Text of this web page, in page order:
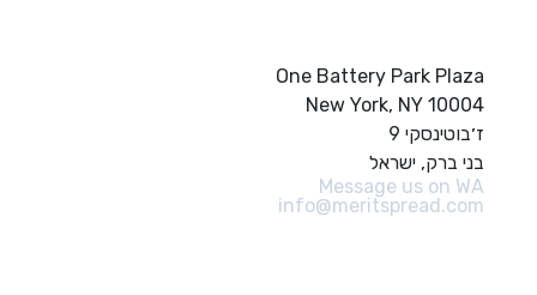
One Battery Park Plaza
New York, NY 10004
ז׳בוטינסקי 9
בני ברק, ישראל
Message us on WA
info@meritspread.com